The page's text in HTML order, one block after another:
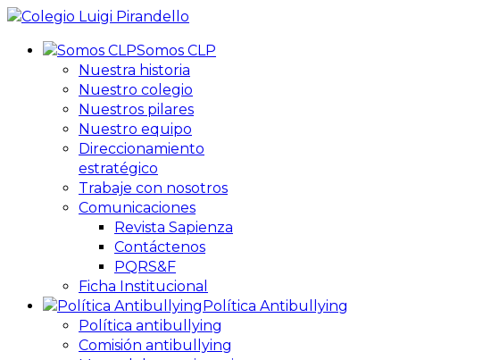
Somos CLP
Nuestra historia
Nuestro colegio
Nuestros pilares
Nuestro equipo
Direccionamiento
estratégico
Trabaje con nosotros
Comunicaciones
Revista Sapienza
Contáctenos
PQRS&F
Ficha Institucional
Política Antibullying
Política antibullying
Comisión antibullying